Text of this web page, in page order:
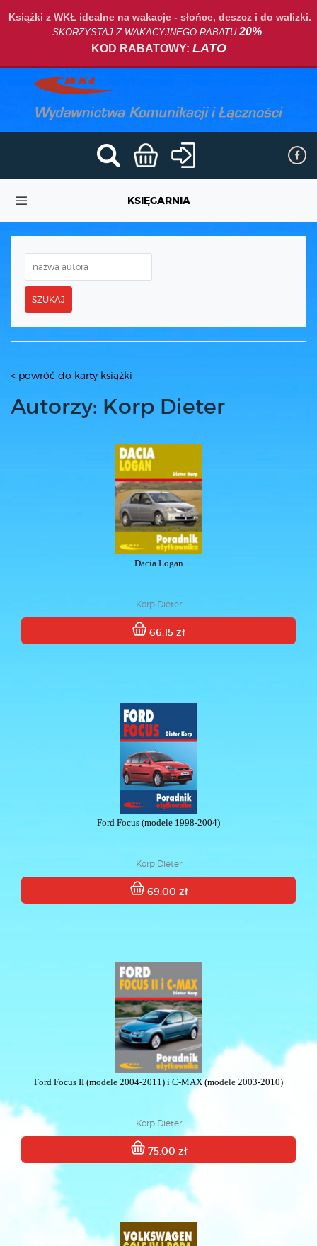
Książki z WKŁ idealne na wakacje - słońce, deszcz i do walizki.
SKORZYSTAJ Z WAKACYJNEGO RABATU20%.
KOD RABATOWY: LATO
KSIĘGARNIA
SZUKAJ
< powróć do karty książki
Autorzy: Korp Dieter
Dacia Logan
Korp Dieter
66.15 zł
Ford Focus (modele 1998-2004)
Korp Dieter
69.00 zł
Ford Focus II (modele 2004-2011) i C-MAX (modele 2003-2010)
Korp Dieter
75.00 zł